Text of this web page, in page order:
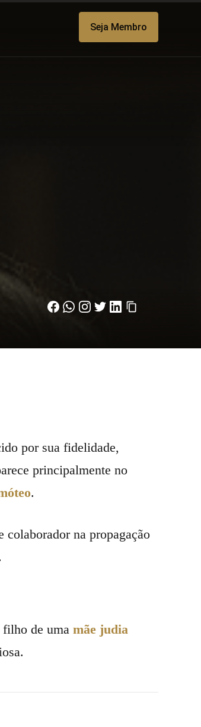
Seja Membro
por sua fidelidade,
principalmente no
.
na propagação
filho de uma mãe judia